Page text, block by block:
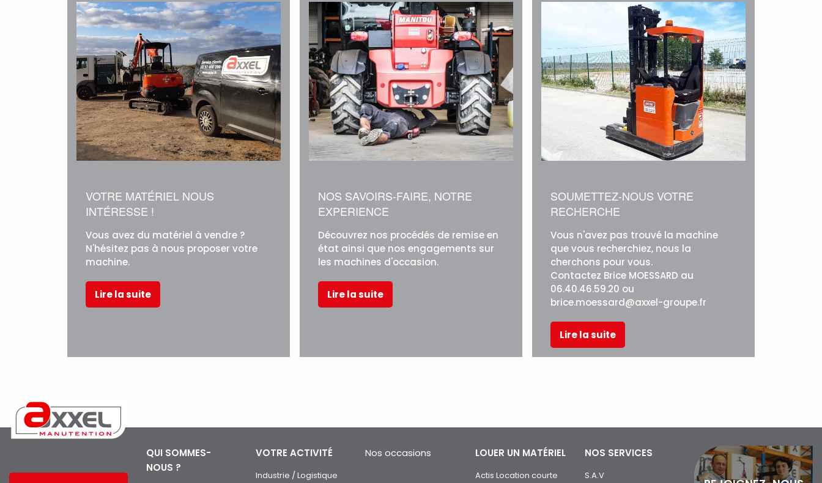
VOTRE MATÉRIEL NOUS
INTÉRESSE !
Vous avez du matériel à vendre ?
N'hésitez pas à nous proposer votre
machine.
Lire la suite
NOS SAVOIRS-FAIRE, NOTRE
EXPERIENCE
Découvrez nos procédés de remise en
état ainsi que nos engagements sur
les machines d'occasion.
Lire la suite
SOUMETTEZ-NOUS VOTRE
RECHERCHE
Vous n'avez pas trouvé la machine
que vous recherchiez, nous la
cherchons pour vous.
Contactez Brice MOESSARD au
06.40.46.59.20 ou
brice.moessard@axxel-groupe.fr
Lire la suite
QUI SOMMES-
NOUS ?
VOTRE ACTIVITÉ
Industrie / Logistique
Nos occasions LOUER UN MATÉRIEL
Actis Location courte
NOS SERVICES
S.A.V